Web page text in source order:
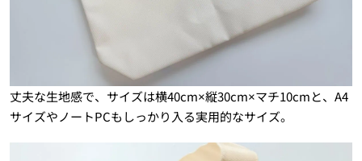
丈夫な生地感で、サイズは横40cm×縦30cm×マチ10cmと、A4
サイズやノートPCもしっかり入る実用的なサイズ。